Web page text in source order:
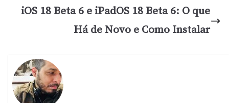
iOS 18 Beta 6 e iPadOS 18 Beta 6: O que
Há de Novo e Como Instalar